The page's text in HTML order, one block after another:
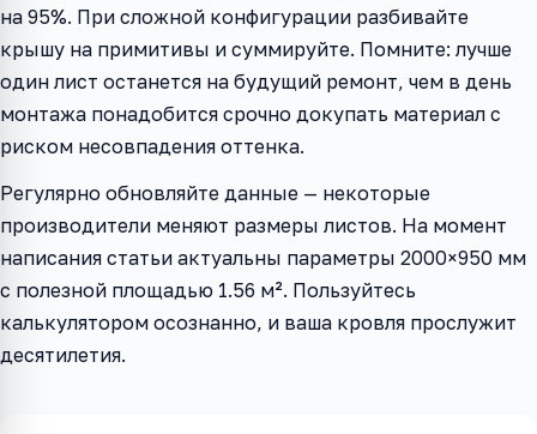
на 95%. При сложной конфигурации разбивайте
крышу на примитивы и суммируйте. Помните: лучше
один лист останется на будущий ремонт, чем в день
монтажа понадобится срочно докупать материал с
риском несовпадения оттенка.
Регулярно обновляйте данные — некоторые
производители меняют размеры листов. На момент
написания статьи актуальны параметры 2000×950 мм
с полезной площадью 1.56 м². Пользуйтесь
калькулятором осознанно, и ваша кровля прослужит
десятилетия.